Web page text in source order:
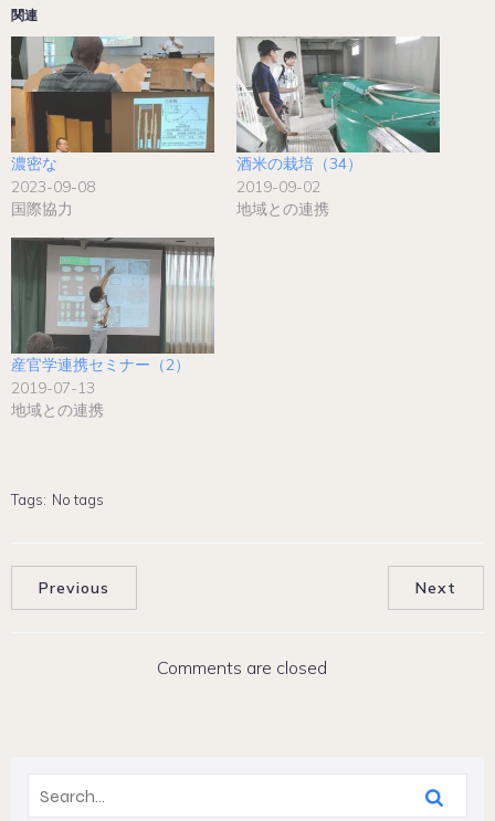
関連
濃密な
2023-09-08
国際協力
酒米の栽培（34）
2019-09-02
地域との連携
産官学連携セミナー（2）
2019-07-13
地域との連携
Tags: No tags
Previous Next
Comments are closed